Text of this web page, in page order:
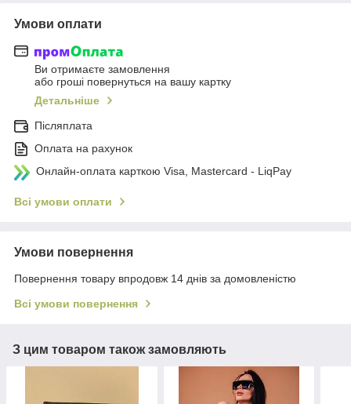
Умови оплати
Ви отримаєте замовлення
або гроші повернуться на вашу картку
Детальніше
Післяплата
Оплата на рахунок
Онлайн-оплата карткою Visa, Mastercard - LiqPay
Всі умови оплати
Умови повернення
Повернення товару впродовж 14 днів за домовленістю
Всі умови повернення
З цим товаром також замовляють